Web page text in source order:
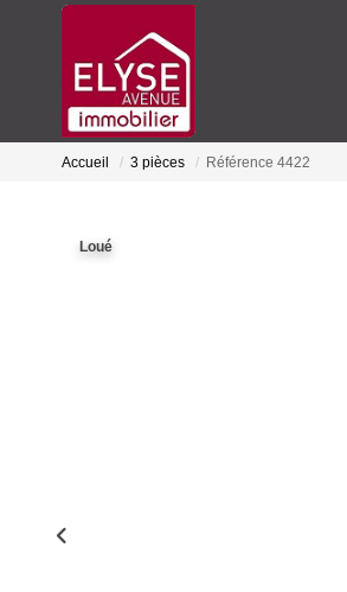
Accueil 3 pièces Référence 4422
Loué